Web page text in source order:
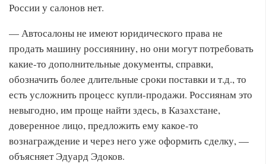
России у салонов нет.
— Автосалоны не имеют юридического права не
продать машину россиянину, но они могут потребовать
какие-то дополнительные документы, справки,
обозначить более длительные сроки поставки и т.д., то
есть усложнить процесс купли-продажи. Россиянам это
невыгодно, им проще найти здесь, в Казахстане,
доверенное лицо, предложить ему какое-то
вознаграждение и через него уже оформить сделку, —
объясняет Эдуард Эдоков.